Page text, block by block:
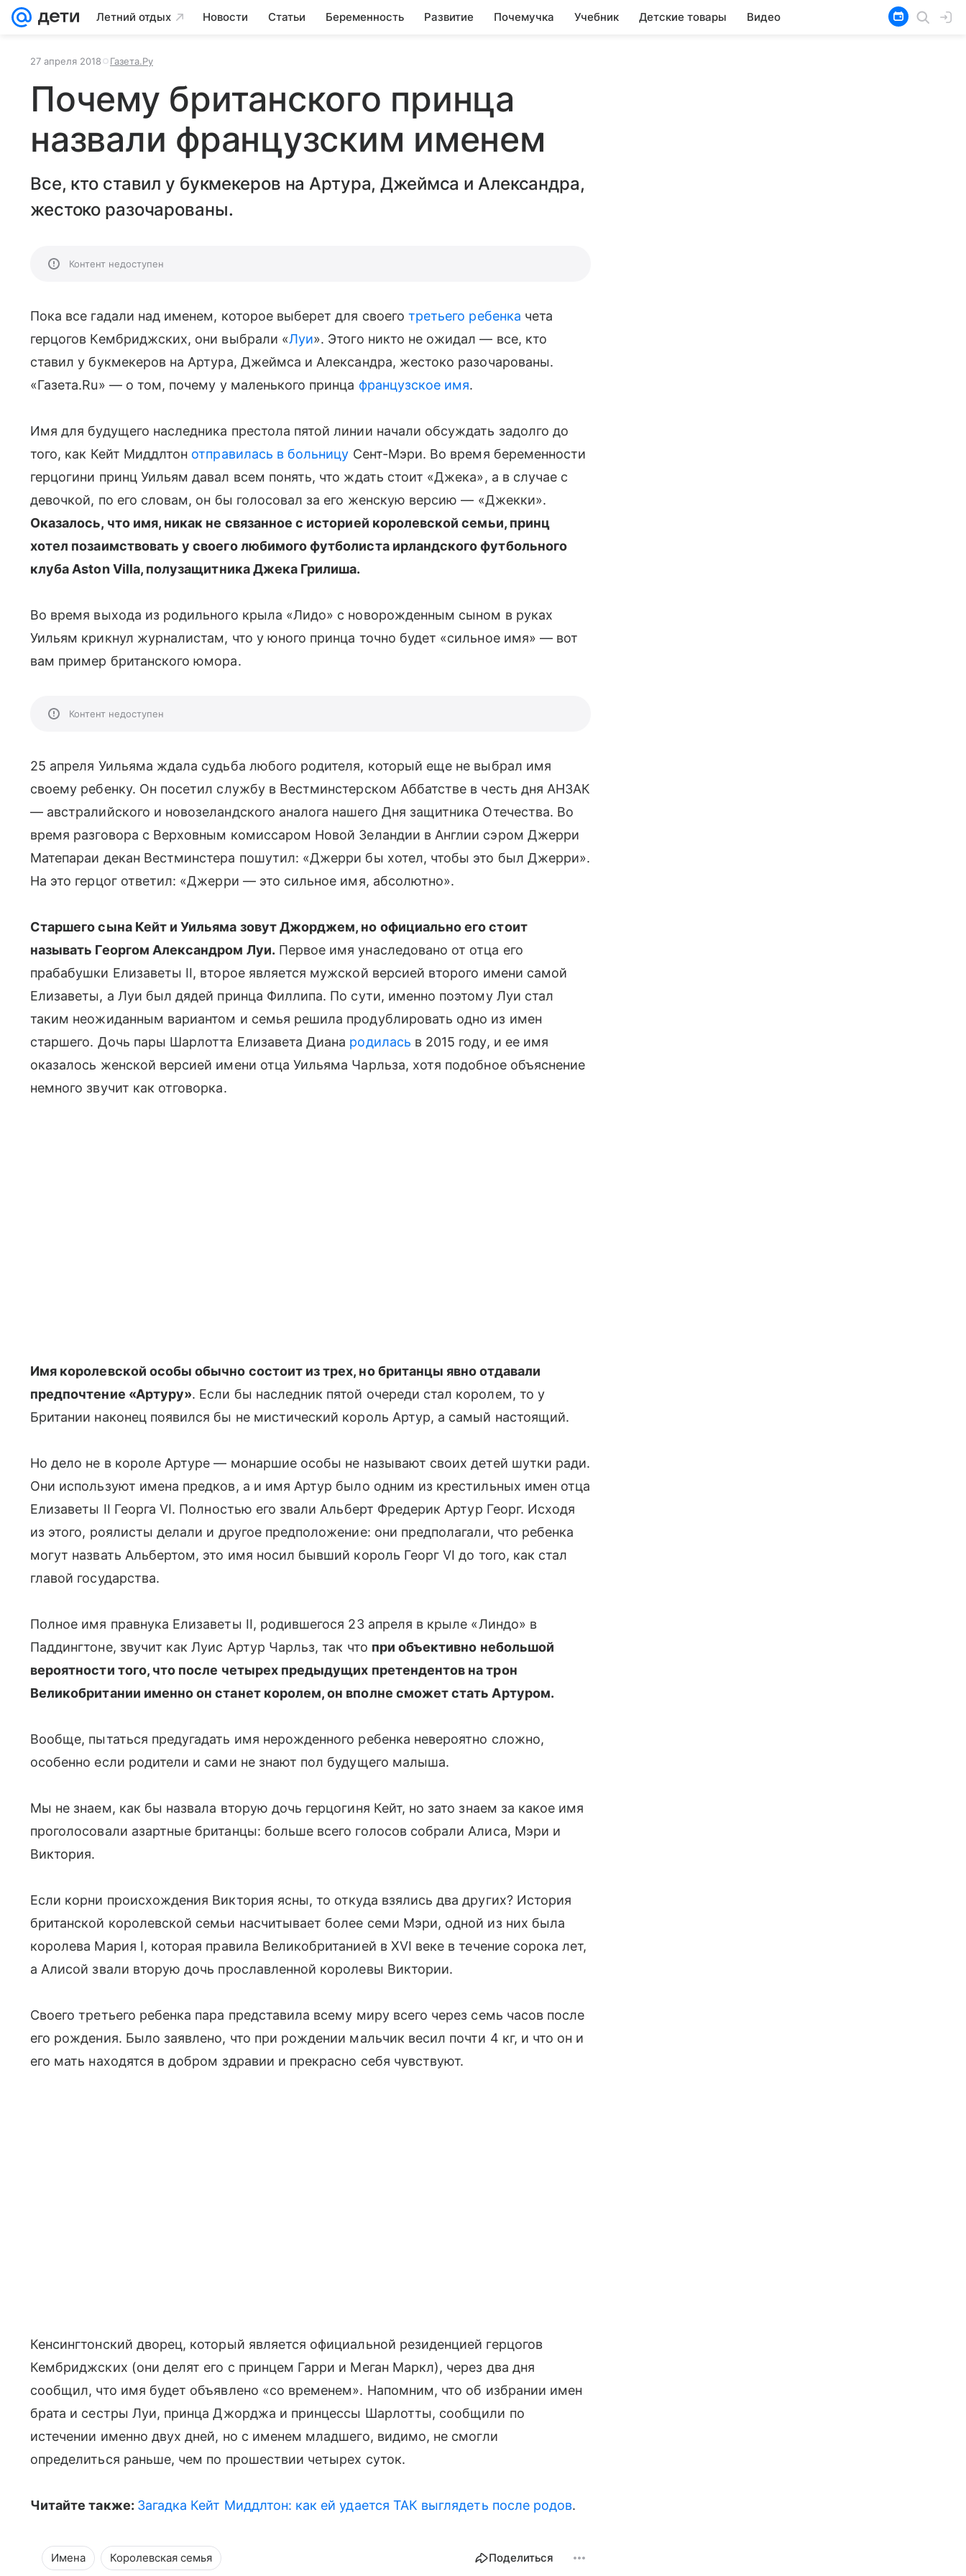
Летний отдых Новости Статьи Беременность Развитие Почемучка Учебник Детские товары Видео
27 апреля 2018 Газета.Ру
Почему британского принца
назвали французским именем
Все, кто ставил у букмекеров на Артура, Джеймса и Александра,
жестоко разочарованы.
Контент недоступен
Пока все гадали над именем, которое выберет для своего третьего ребенка чета
герцогов Кембриджских, они выбрали «Луи». Этого никто не ожидал — все, кто
ставил у букмекеров на Артура, Джеймса и Александра, жестоко разочарованы.
«Газета.Ru» — о том, почему у маленького принца французское имя.
Имя для будущего наследника престола пятой линии начали обсуждать задолго до
того, как Кейт Миддлтон отправилась в больницу Сент-Мэри. Во время беременности
герцогини принц Уильям давал всем понять, что ждать стоит «Джека», а в случае с
девочкой, по его словам, он бы голосовал за его женскую версию — «Джекки».
Оказалось, что имя, никак не связанное с историей королевской семьи, принц
хотел позаимствовать у своего любимого футболиста ирландского футбольного
клуба Aston Villa, полузащитника Джека Грилиша.
Во время выхода из родильного крыла «Лидо» с новорожденным сыном в руках
Уильям крикнул журналистам, что у юного принца точно будет «сильное имя» — вот
вам пример британского юмора.
Контент недоступен
25 апреля Уильяма ждала судьба любого родителя, который еще не выбрал имя
своему ребенку. Он посетил службу в Вестминстерском Аббатстве в честь дня АНЗАК
— австралийского и новозеландского аналога нашего Дня защитника Отечества. Во
время разговора с Верховным комиссаром Новой Зеландии в Англии сэром Джерри
Матепараи декан Вестминстера пошутил: «Джерри бы хотел, чтобы это был Джерри».
На это герцог ответил: «Джерри — это сильное имя, абсолютно».
Старшего сына Кейт и Уильяма зовут Джорджем, но официально его стоит
называть Георгом Александром Луи. Первое имя унаследовано от отца его
прабабушки Елизаветы II, второе является мужской версией второго имени самой
Елизаветы, а Луи был дядей принца Филлипа. По сути, именно поэтому Луи стал
таким неожиданным вариантом и семья решила продублировать одно из имен
старшего. Дочь пары Шарлотта Елизавета Диана родилась в 2015 году, и ее имя
оказалось женской версией имени отца Уильяма Чарльза, хотя подобное объяснение
немного звучит как отговорка.
Имя королевской особы обычно состоит из трех, но британцы явно отдавали
предпочтение «Артуру». Если бы наследник пятой очереди стал королем, то у
Британии наконец появился бы не мистический король Артур, а самый настоящий.
Но дело не в короле Артуре — монаршие особы не называют своих детей шутки ради.
Они используют имена предков, а и имя Артур было одним из крестильных имен отца
Елизаветы II Георга VI. Полностью его звали Альберт Фредерик Артур Георг. Исходя
из этого, роялисты делали и другое предположение: они предполагали, что ребенка
могут назвать Альбертом, это имя носил бывший король Георг VI до того, как стал
главой государства.
Полное имя правнука Елизаветы II, родившегося 23 апреля в крыле «Линдо» в
Паддингтоне, звучит как Луис Артур Чарльз, так что при объективно небольшой
вероятности того, что после четырех предыдущих претендентов на трон
Великобритании именно он станет королем, он вполне сможет стать Артуром.
Вообще, пытаться предугадать имя нерожденного ребенка невероятно сложно,
особенно если родители и сами не знают пол будущего малыша.
Мы не знаем, как бы назвала вторую дочь герцогиня Кейт, но зато знаем за какое имя
проголосовали азартные британцы: больше всего голосов собрали Алиса, Мэри и
Виктория.
Если корни происхождения Виктория ясны, то откуда взялись два других? История
британской королевской семьи насчитывает более семи Мэри, одной из них была
королева Мария I, которая правила Великобританией в XVI веке в течение сорока лет,
а Алисой звали вторую дочь прославленной королевы Виктории.
Своего третьего ребенка пара представила всему миру всего через семь часов после
его рождения. Было заявлено, что при рождении мальчик весил почти 4 кг, и что он и
его мать находятся в добром здравии и прекрасно себя чувствуют.
Кенсингтонский дворец, который является официальной резиденцией герцогов
Кембриджских (они делят его с принцем Гарри и Меган Маркл), через два дня
сообщил, что имя будет объявлено «со временем». Напомним, что об избрании имен
брата и сестры Луи, принца Джорджа и принцессы Шарлотты, сообщили по
истечении именно двух дней, но с именем младшего, видимо, не смогли
определиться раньше, чем по прошествии четырех суток.
Читайте также: Загадка Кейт Миддлтон: как ей удается ТАК выглядеть после родов.
Имена Королевская семья Поделиться